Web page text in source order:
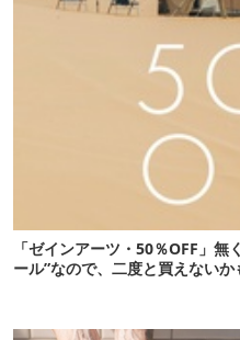
「ゼインアーツ・50％OFF」
ール”なので、二度と買えないか